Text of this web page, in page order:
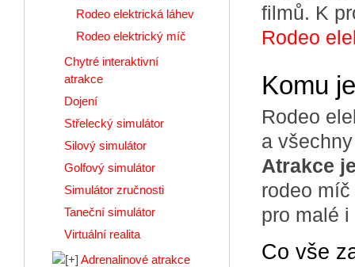
filmů. K
Rodeo
Komu
Rodeo
a
Atrakce
rodeo
pro malé
Co vše
Rodeo elektrická láhev
Rodeo elektrický míč
Chytré interaktivní
atrakce
Dojení
Střelecký simulátor
Silový simulátor
Golfový simulátor
Simulátor zručnosti
Taneční simulátor
Virtuální realita
Adrenalinové atrakce